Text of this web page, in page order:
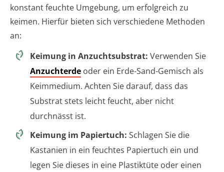
konstant feuchte Umgebung, um erfolgreich zu
keimen. Hierfür bieten sich verschiedene Methoden
an:
Keimung in Anzuchtsubstrat: Verwenden Sie
Anzuchterde oder ein Erde-Sand-Gemisch als
Keimmedium. Achten Sie darauf, dass das
Substrat stets leicht feucht, aber nicht
durchnässt ist.
Keimung im Papiertuch: Schlagen Sie die
Kastanien in ein feuchtes Papiertuch ein und
legen Sie dieses in eine Plastiktüte oder einen